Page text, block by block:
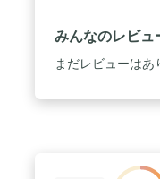
難燃性生地なの
ない。
みんなのレビュ
まだレビューはあ